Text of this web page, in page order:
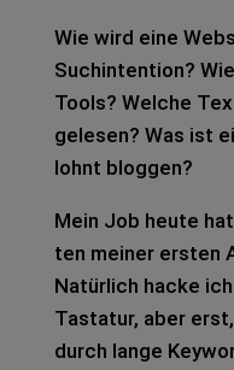
Wie wird eine
Such­in­ten­ti­on?
Tools? Wel­che
gele­sen? Was ist
lohnt blog­gen?
Mein Job heute
ten mei­ner ers­ten
Natür­lich hacke
Tas­ta­tur, aber
durch lange